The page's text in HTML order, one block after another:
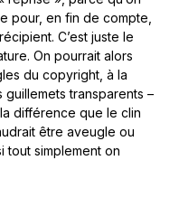
pour, en fin de compte,
C’est juste le
On pourrait alors
du copyright, à la
transparents –
différence que le clin
être aveugle ou
tout simplement on